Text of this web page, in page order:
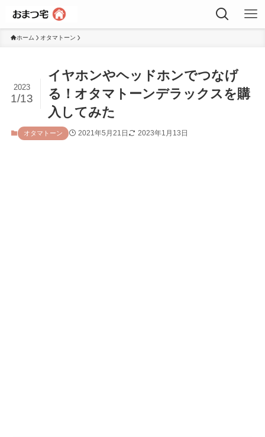
ホーム オタマトーン
イヤホンやヘッドホンでつなげ
る！オタマトーンデラックスを購
入してみた
2023
1/13
オタマトーン 2021年5月21日 2023年1月13日